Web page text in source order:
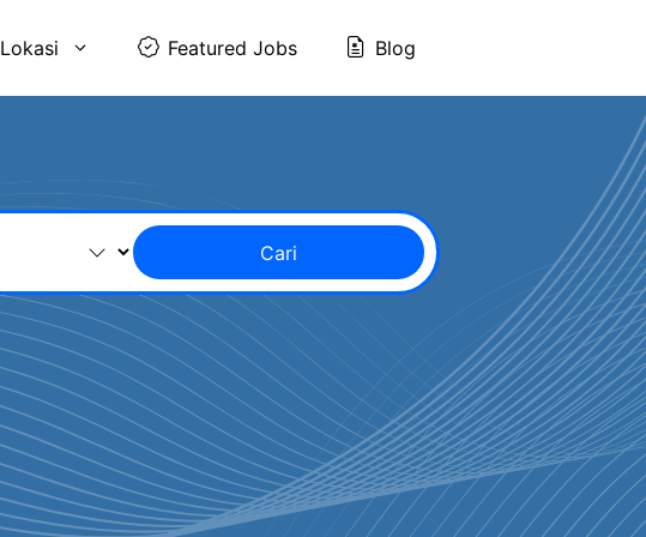
Lokasi Featured Jobs Blog
Cari